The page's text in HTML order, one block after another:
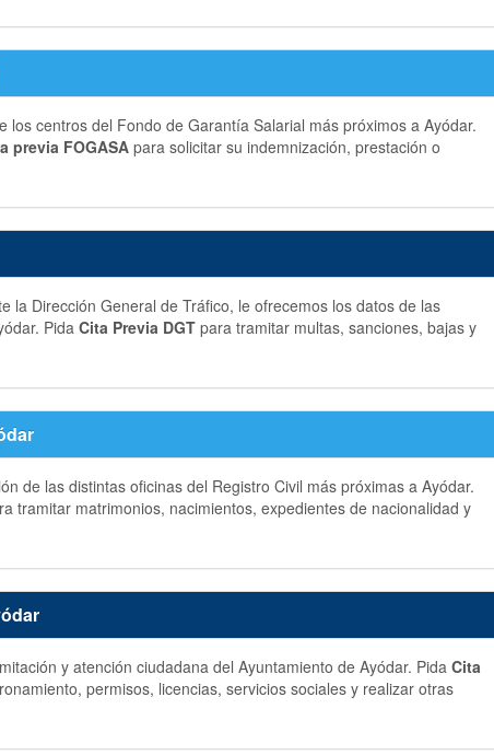
los centros del Fondo de Garantía Salarial más próximos a Ayódar.
previa FOGASA para solicitar su indemnización, prestación o
la Dirección General de Tráfico, le ofrecemos los datos de las
Pida Cita Previa DGT para tramitar multas, sanciones, bajas y
de las distintas oficinas del Registro Civil más próximas a Ayódar.
tramitar matrimonios, nacimientos, expedientes de nacionalidad y
y atención ciudadana del Ayuntamiento de Ayódar. Pida Cita
permisos, licencias, servicios sociales y realizar otras